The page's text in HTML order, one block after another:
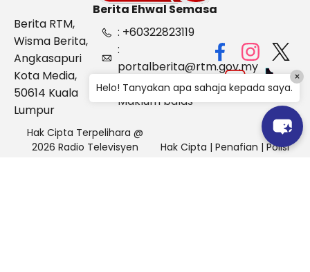
Berita Ehwal Semasa
Berita RTM,
Wisma Berita,
Angkasapuri
Kota Media,
50614 Kuala
Lumpur
: +60322823119
:
portalberita@rtm.gov.my
: Aduan &
Maklum balas
Hak Cipta Terpelihara @
2026 Radio Televisyen
Hak Cipta | Penafian | Polisi
Helo! Tanyakan apa sahaja kepada saya.
×